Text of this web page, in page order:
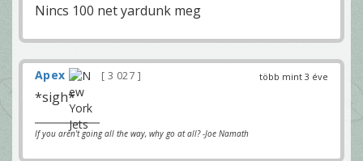
Nincs 100 net yardunk meg
több mint 3 éve
Apex 3 027
*sigh*
If you aren't going all the way, why go at all? -Joe Namath